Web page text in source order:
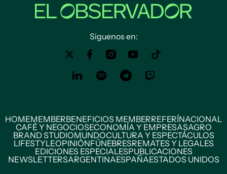
Siguenos en:
HOMEMEMBERBENEFICIOS MEMBERREFERÍNACIONAL
CAFÉ Y NEGOCIOSECONOMÍA Y EMPRESASAGRO
BRAND STUDIOMUNDOCULTURA Y ESPECTÁCULOS
LIFESTYLEOPINIÓNFÚNEBRESREMATES Y LEGALES
EDICIONES ESPECIALESPUBLICACIONES
NEWSLETTERSARGENTINAESPAÑAESTADOS UNIDOS